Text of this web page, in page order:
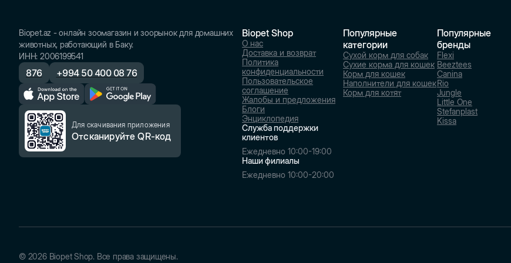
Biopet.az - онлайн зоомагазин и зоорынок для домашних
животных, работающий в Баку.
ИНН: 2006199541
876 +994 50 400 08 76
Для скачивания приложения
Отсканируйте QR-код
Biopet Shop
О нас
Доставка и возврат
Политика
конфиденциальности
Пользовательское
соглашение
Жалобы и предложения
Блоги
Энциклопедия
Служба поддержки
клиентов
Ежедневно 10:00-19:00
Наши филиалы
Ежедневно 10:00-20:00
Популярные
категории
Сухой корм для собак
Сухие корма для кошек
Корм для кошек
Наполнители для кошек
Корм для котят
Популярные
бренды
Flexi
Beeztees
Canina
Rio
Jungle
Little One
Stefanplast
Kissa
© 2026Biopet Shop. Все права защищены.